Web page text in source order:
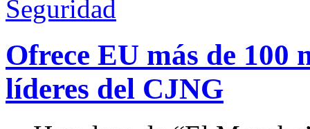
Seguridad
Ofrece EU más de 100
líderes del CJNG